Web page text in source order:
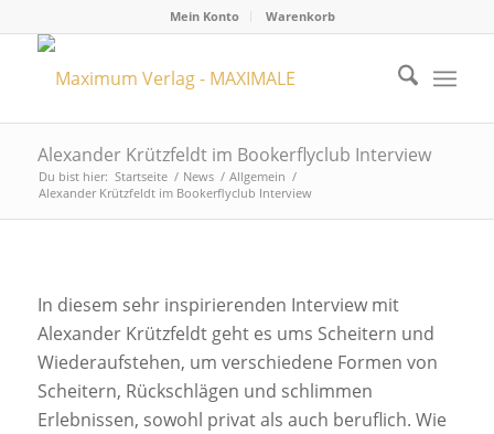
Mein Konto Warenkorb
Alexander Krützfeldt im Bookerflyclub Interview
Du bist hier: Startseite / News / Allgemein /
Alexander Krützfeldt im Bookerflyclub Interview
In diesem sehr inspirierenden Interview mit
Alexander Krützfeldt geht es ums Scheitern und
Wiederaufstehen, um verschiedene Formen von
Scheitern, Rückschlägen und schlimmen
Erlebnissen, sowohl privat als auch beruflich. Wie